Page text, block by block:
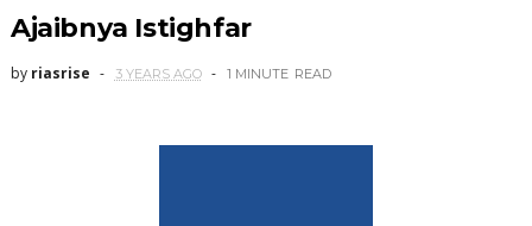
Ajaibnya Istighfar
by riasrise 3 YEARS AGO 1 MINUTE READ